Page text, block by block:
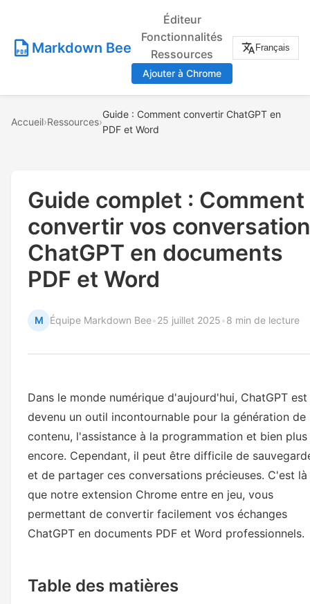
Markdown Bee
Éditeur
Fonctionnalités
Ressources
Ajouter à Chrome
Français
Accueil›Ressources›
Guide : Comment convertir ChatGPT en
PDF et Word
Guide complet : Comment
convertir vos
ChatGPT en documents
PDF et Word
M Équipe Markdown Bee•25 juillet 2025•8 min de lecture
Dans le monde numérique d'aujourd'hui, ChatGPT est
devenu un outil incontournable pour la génération de
contenu, l'assistance à la programmation et bien plus
encore. Cependant, il peut être difficile de
et de partager ces conversations précieuses. C'est là
que notre extension Chrome entre en jeu, vous
permettant de convertir facilement vos échanges
ChatGPT en documents PDF et Word professionnels.
Table des matières